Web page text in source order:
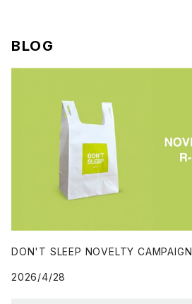
BLOG
DON'T SLEEP NOVELTY CAMPAIGN
2026/4/28